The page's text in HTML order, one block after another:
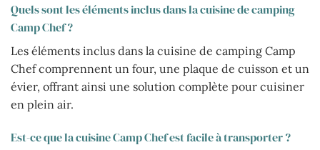
Quels sont les éléments inclus dans la cuisine de camping
Camp Chef ?
Les éléments inclus dans la cuisine de camping Camp
Chef comprennent un four, une plaque de cuisson et un
évier, offrant ainsi une solution complète pour cuisiner
en plein air.
Est-ce que la cuisine Camp Chef est facile à transporter ?